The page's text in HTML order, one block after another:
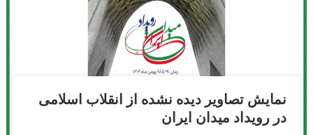
نمایش تصاویر دیده نشده از انقلاب اسلامی
در رویداد میدان ایران